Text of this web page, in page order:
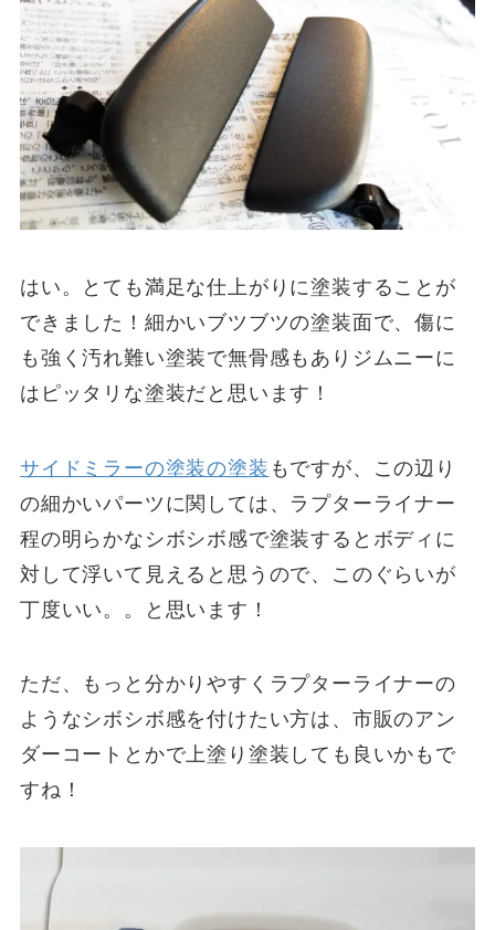
はい。とても満足な仕上がりに塗装することが
できました！細かいブツブツの塗装面で、傷に
も強く汚れ難い塗装で無骨感もありジムニーに
はピッタリな塗装だと思います！
サイドミラーの塗装の塗装 もですが、この辺り
の細かいパーツに関しては、ラプターライナー
程の明らかなシボシボ感で塗装するとボディに
対して浮いて見えると思うので、このぐらいが
丁度いい。。と思います！
ただ、もっと分かりやすくラプターライナーの
ようなシボシボ感を付けたい方は、市販のアン
ダーコートとかで上塗り塗装しても良いかもで
すね！